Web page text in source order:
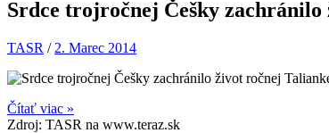
Srdce trojročnej Češky
TASR / 2. Marec 2014
Čítať viac »
Zdroj: TASR na www.teraz.sk